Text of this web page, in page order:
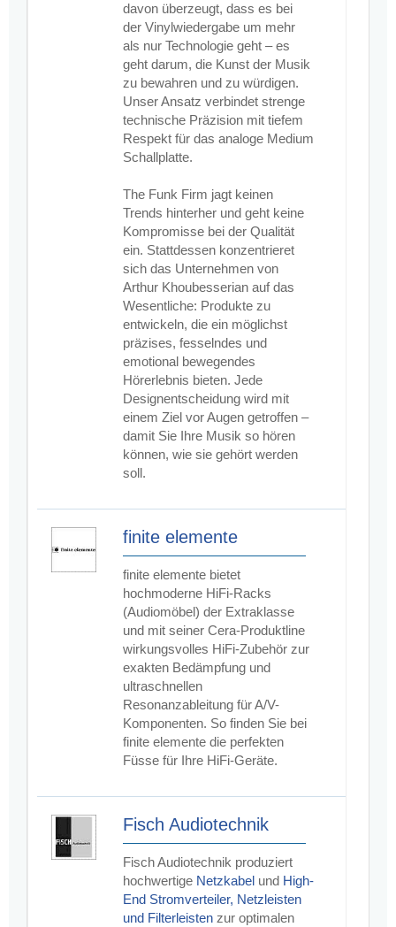
davon überzeugt, dass es bei
der Vinylwiedergabe um mehr
als nur Technologie geht – es
geht darum, die Kunst der Musik
zu bewahren und zu würdigen.
Unser Ansatz verbindet strenge
technische Präzision mit tiefem
Respekt für das analoge Medium
Schallplatte.
The Funk Firm jagt keinen
Trends hinterher und geht keine
Kompromisse bei der Qualität
ein. Stattdessen konzentrieret
sich das Unternehmen von
Arthur Khoubesserian auf das
Wesentliche: Produkte zu
entwickeln, die ein möglichst
präzises, fesselndes und
emotional bewegendes
Hörerlebnis bieten. Jede
Designentscheidung wird mit
einem Ziel vor Augen getroffen –
damit Sie Ihre Musik so hören
können, wie sie gehört werden
soll.
finite elemente
finite elemente bietet
hochmoderne HiFi-Racks
(Audiomöbel) der Extraklasse
und mit seiner Cera-Produktline
wirkungsvolles HiFi-Zubehör zur
exakten Bedämpfung und
ultraschnellen
Resonanzableitung für A/V-
Komponenten. So finden Sie bei
finite elemente die perfekten
Füsse für Ihre HiFi-Geräte.
Fisch Audiotechnik
Fisch Audiotechnik produziert
hochwertige Netzkabel und High-
End Stromverteiler, Netzleisten
und Filterleisten zur optimalen